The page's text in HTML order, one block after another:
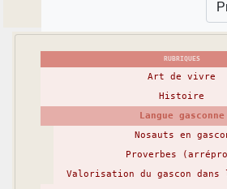
RUBRIQUES
Art de vivre
Histoire
Langue gasconne
Nosauts en
Proverbes
Valorisation du gascon dans